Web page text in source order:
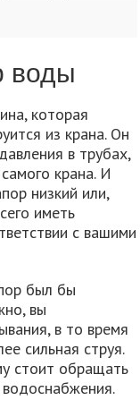
воды
которая
из крана. Он
в трубах,
крана. И
низкий или,
иметь
с вашими
был бы
вы
в то время
сильная струя.
стоит обращать